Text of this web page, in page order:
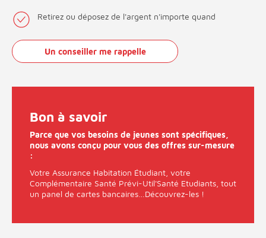
Retirez ou déposez de l'argent n'importe quand
Un conseiller me rappelle
Bon à savoir
Parce que vos besoins de jeunes sont spécifiques,
nous avons conçu pour vous des offres sur-mesure
:
Votre Assurance Habitation Étudiant, votre
Complémentaire Santé Prévi-Util'Santé Etudiants, tout
un panel de cartes bancaires…Découvrez-les !